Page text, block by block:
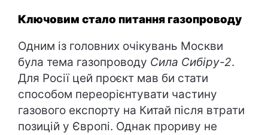
Ключовим стало питання газопроводу
Одним із головних очікувань Москви
була тема газопроводу Сила Сибіру-2.
Для Росії цей проєкт мав би стати
способом переорієнтувати частину
газового експорту на Китай після втрати
позицій у Європі. Однак прориву не